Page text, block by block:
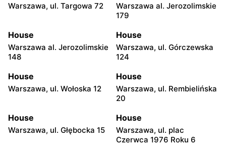
Warszawa, ul. Targowa 72
Warszawa al. Jerozolimskie
179
House
Warszawa al. Jerozolimskie
148
House
Warszawa, ul. Górczewska
124
House
Warszawa, ul. Wołoska 12
House
Warszawa, ul. Rembielińska
20
House
Warszawa, ul. Głębocka 15
House
Warszawa, ul. plac
Czerwca 1976 Roku 6